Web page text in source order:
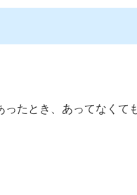
たとき、あってなくて